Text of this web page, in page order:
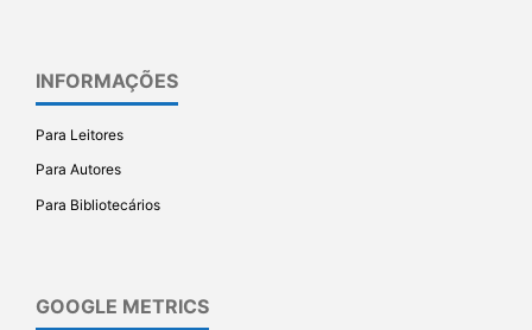
INFORMAÇÕES
Para Leitores
Para Autores
Para Bibliotecários
GOOGLE METRICS